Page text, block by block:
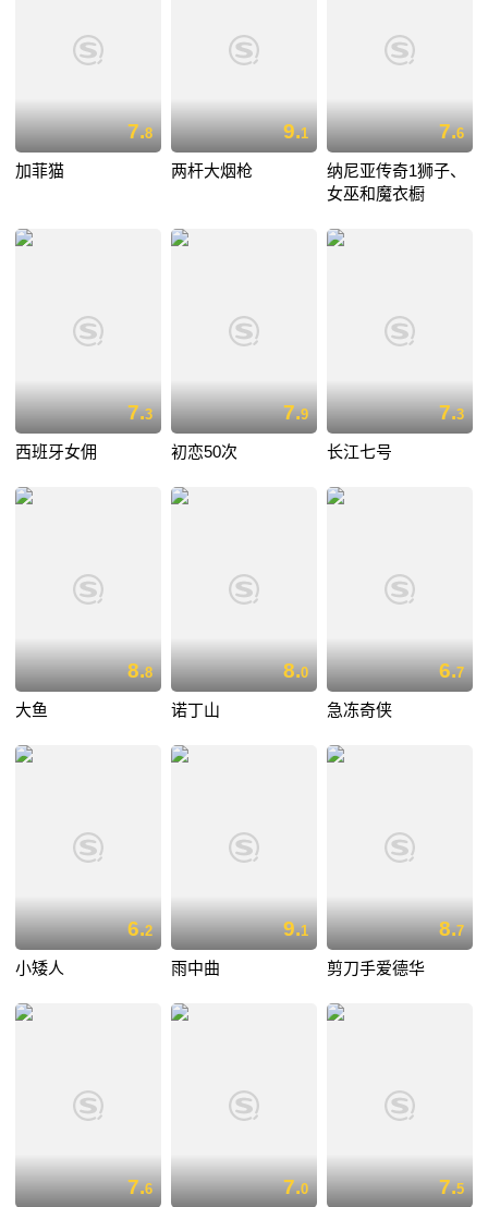
7.8
加菲猫
9.1
两杆大烟枪
7.6
纳尼亚传奇1狮子、
女巫和魔衣橱
7.3
西班牙女佣
7.9
初恋50次
7.3
长江七号
8.8
大鱼
8.0
诺丁山
6.7
急冻奇侠
6.2
小矮人
9.1
雨中曲
8.7
剪刀手爱德华
7.6 7.0 7.5